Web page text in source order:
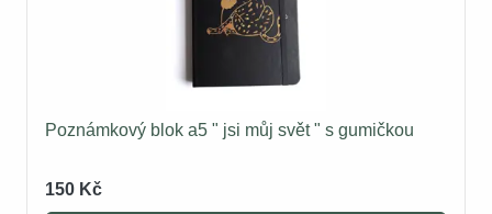
Poznámkový blok a5 " jsi můj svět " s gumičkou
150 Kč